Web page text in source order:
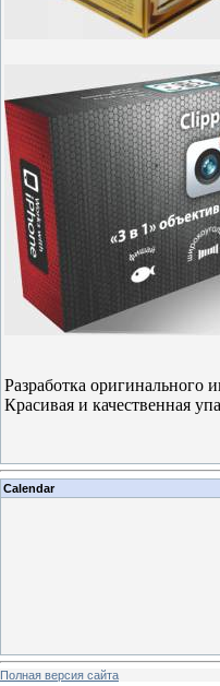
Разработка оригинального
Красивая и качественная
Calendar
Полная версия сайта